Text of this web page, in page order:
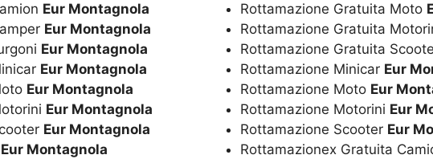
Eur Montagnola
Eur Montagnola
Eur Montagnola
Eur Montagnola
Eur Montagnola
Eur Montagnola
Eur Montagnola
Eur Montagnola
Rottamazione Gratuita Moto
Rottamazione Gratuita
Rottamazione Gratuita
Rottamazione Minicar Eur
Rottamazione Moto Eur
Rottamazione Motorini Eur
Rottamazione Scooter Eur
Rottamazionex Gratuita